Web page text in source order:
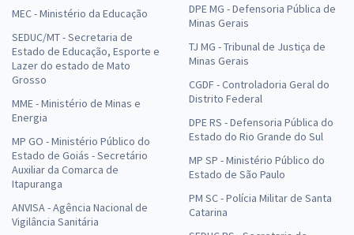
MEC - Ministério da Educação
SEDUC/MT - Secretaria de
Estado de Educação, Esporte e
Lazer do estado de Mato
Grosso
MME - Ministério de Minas e
Energia
MP GO - Ministério Público do
Estado de Goiás - Secretário
Auxiliar da Comarca de
Itapuranga
ANVISA - Agência Nacional de
Vigilância Sanitária
DPE MG - Defensoria Pública de
Minas Gerais
TJ MG - Tribunal de Justiça de
Minas Gerais
CGDF - Controladoria Geral do
Distrito Federal
DPE RS - Defensoria Pública do
Estado do Rio Grande do Sul
MP SP - Ministério Público do
Estado de São Paulo
PM SC - Polícia Militar de Santa
Catarina